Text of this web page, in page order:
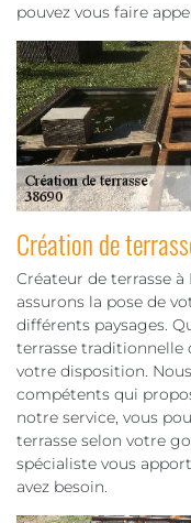
pouvez vous faire
Création de
Créateur de terrasse
assurons la pose de
différents paysages.
terrasse traditionnelle
votre disposition.
compétents qui
notre service, vous
terrasse selon votre
spécialiste vous
avez besoin.